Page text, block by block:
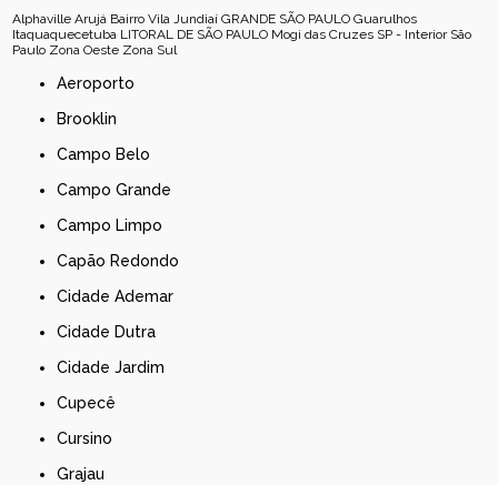
Alphaville Arujá Bairro Vila Jundiaí GRANDE SÃO PAULO Guarulhos
Itaquaquecetuba LITORAL DE SÃO PAULO Mogi das Cruzes SP - Interior São
Paulo Zona Oeste Zona Sul
Aeroporto
Brooklin
Campo Belo
Campo Grande
Campo Limpo
Capão Redondo
Cidade Ademar
Cidade Dutra
Cidade Jardim
Cupecê
Cursino
Grajau